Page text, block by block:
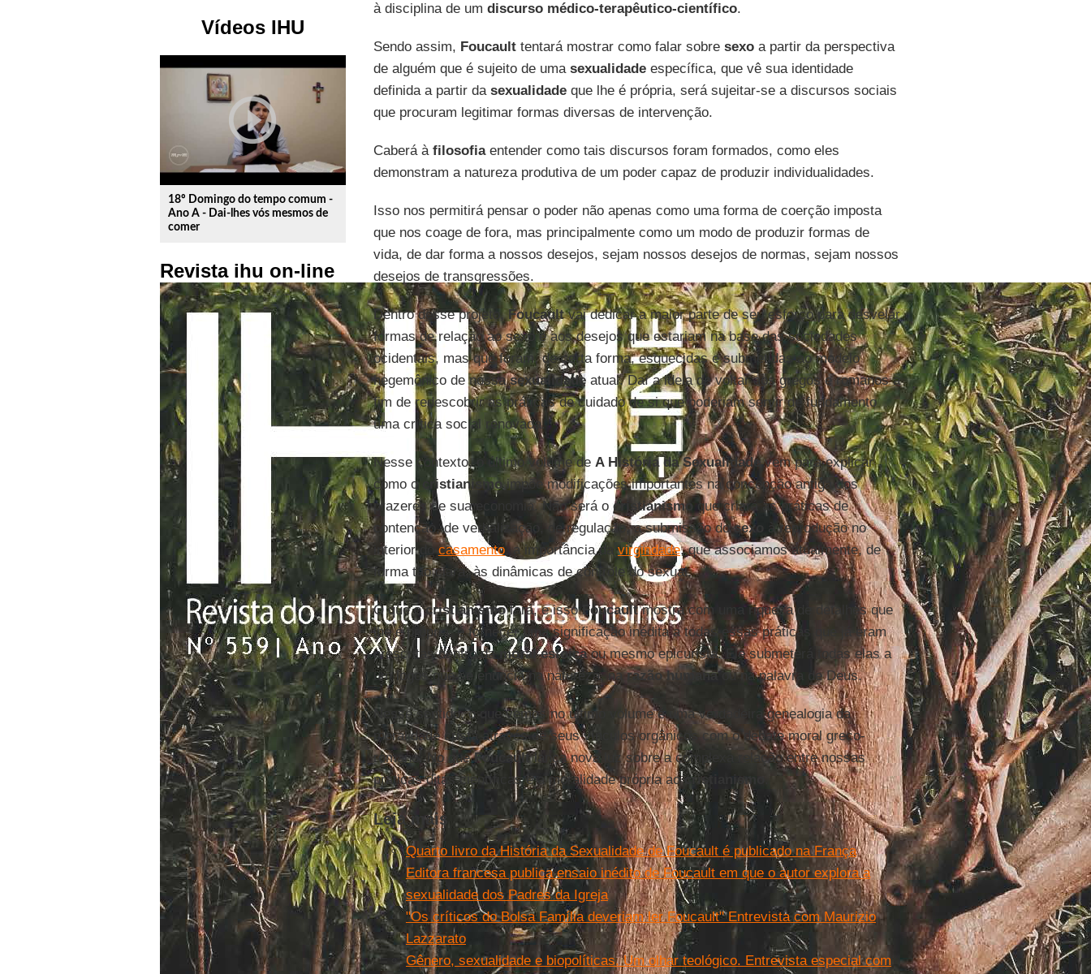
Vídeos IHU
play_circle_outline
18º Domingo do tempo comum -
Ano A - Dai-lhes vós mesmos de
comer
Revista ihu on-line
à disciplina de um discurso médico-terapêutico-científico.
Sendo assim, Foucaulttentará mostrar como falar sobre sexoa partir da perspectiva
de alguém que é sujeito de uma sexualidadeespecífica, que vê sua identidade
definida a partir da sexualidadeque lhe é própria, será sujeitar-se a discursos sociais
que procuram legitimar formas diversas de intervenção.
Caberá à filosofiaentender como tais discursos foram formados, como eles
demonstram a natureza produtiva de um poder capaz de produzir individualidades.
Isso nos permitirá pensar o poder não apenas como uma forma de coerção imposta
que nos coage de fora, mas principalmente como um modo de produzir formas de
vida, de dar forma a nossos desejos, sejam nossos desejos de normas, sejam nossos
desejos de transgressões.
Dentro desse projeto, Foucaultvai dedicar a maior parte de seu esforço para desvelar
formas de relação ao sexo e aos desejos que estariam na base das sociedades
ocidentais, mas que foram, de certa forma, esquecidas e submetidas ao modelo
hegemônico de nossasexualidadeatual. Daí a ideia de voltar aos gregos e romanos a
fim de redescobrir as práticas de cuidado de si que poderiam servir de fundamento
uma crítica social renovada.
Nesse contexto, o último volume de A História da Sexualidadevem para explicar
como o
cristianismoimpõe modificações importantes na concepção antiga dos
prazeres de sua economia. Não será o cristianismo
que criará as práticas de
contenção, de verbalização, de regulação, a submissão dosexo
à reprodução no
interior docasamento, a importância davirgindade, que associamos atualmente, de
forma tão clara, às dinâmicas de controle do sexual.
O que ocristianismofará, e issoFoucaultmostra com uma riqueza de detalhes que
lhe é própria, é fornecer uma significação inédita a todas essas práticas que já eram
prescritas dentro damoral estoicaou mesmo epicurista. Ele submeterá todas elas a
um logos que se enuncia na natureza, narazão humanaou na palavra de Deus.
Nesse sentido, o que vemos no último volume é uma verdadeira genealogia da
moralidade cristã através de seus vínculos orgânicos com o debate moral greco-
romano. No queFoucaultlança nova luz sobre a complexa relação entre nossas
práticas ditas científicas e a moralidade própria aocristianismo
Leia mais
Quarto livro da História da Sexualidade de Foucault é publicado na França
Editora francesa publica ensaio inédito de Foucault em que o autor explora a
sexualidade dos Padres da Igreja
"Os críticos do Bolsa Família deveriam ler Foucault" Entrevista com Maurizio
Lazzarato
Gênero, sexualidade e biopolíticas. Um olhar teológico. Entrevista especial com